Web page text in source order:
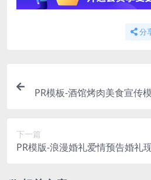
分
PR模板-酒馆烤肉美食宣传
下一篇
PR模版-浪漫婚礼爱情预告婚礼